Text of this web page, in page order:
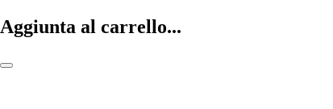
Aggiunta al carrello...